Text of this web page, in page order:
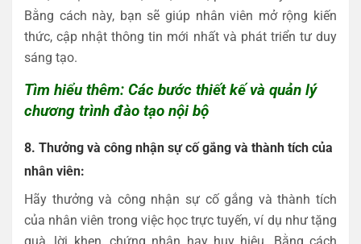
Bằng cách này, bạn sẽ giúp nhân viên mở rộng kiến
thức, cập nhật thông tin mới nhất và phát triển tư duy
sáng tạo.
Tìm hiểu thêm: Các bước thiết kế và quản lý
chương trình đào tạo nội bộ
8. Thưởng và công nhận sự cố gắng và thành tích của
nhân viên:
Hãy thưởng và công nhận sự cố gắng và thành tích
của nhân viên trong việc học trực tuyến, ví dụ như tặng